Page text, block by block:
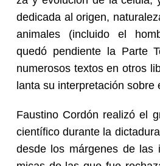
de­di­ca­da al ori­gen,
ani­ma­les (in­clui­do el
quedó pen­dien­te la Parte
nu­me­ro­sos tex­tos en otros
lan­ta su in­ter­pre­ta­ción sobre
Faus­tino Cor­dón reali­zó el
cien­tí­fi­co du­ran­te la
desde los már­ge­nes de las